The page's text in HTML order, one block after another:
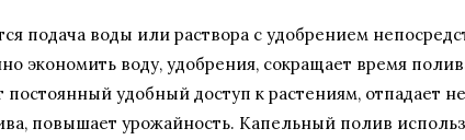
подача воды или раствора с удобрением
экономить воду, удобрения, сокращает время
постоянный удобный доступ к растениям, отпадает
повышает урожайность. Капельный полив